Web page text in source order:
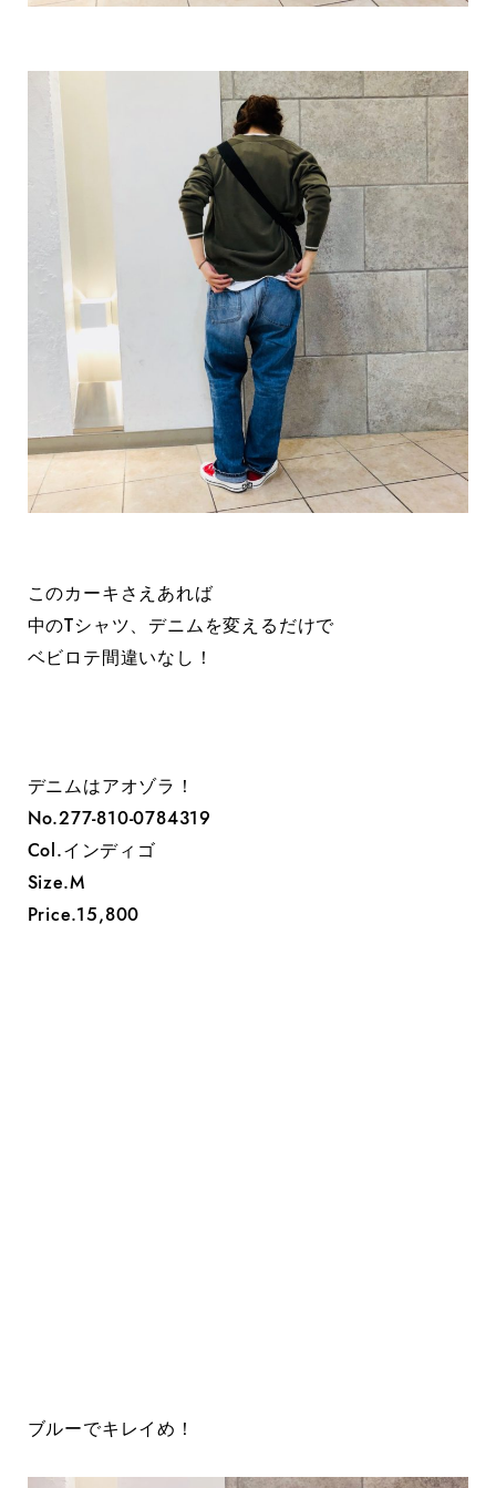
このカーキさえあれば
中のTシャツ、デニムを変えるだけで
ベビロテ間違いなし！
デニムはアオゾラ！
No.277-810-0784319
Col.インディゴ
Size.M
Price.15,800
ブルーでキレイめ！